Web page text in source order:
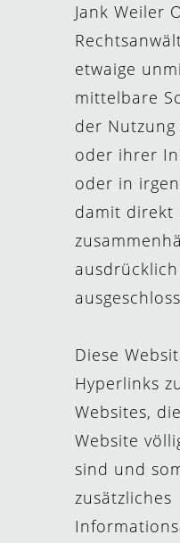
Jank Weiler
etwaige
mittelbare
der Nutzung
oder ihrer
oder in
damit
Diese
Hyperlinks
Websites,
Website
sind und
zusätzliches